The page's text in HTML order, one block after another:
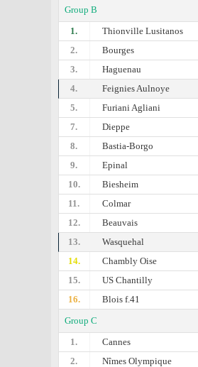
Group B
1.
Thionville Lusitanos
2.
Bourges
3.
Haguenau
4.
Feignies Aulnoye
5.
Furiani Agliani
7.
Dieppe
8.
Bastia-Borgo
9.
Epinal
10.
Biesheim
11.
Colmar
12.
Beauvais
13.
Wasquehal
14.
Chambly Oise
15.
US Chantilly
16.
Blois f.41
Group C
1.
Cannes
2.
Nîmes Olympique